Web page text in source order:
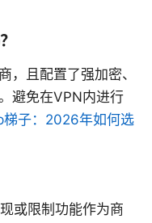
，且配置了强加密、
避免在VPN内进行
梯子：2026年如何选
或限制功能作为商